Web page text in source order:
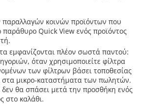
κοινών προϊόντων που
παράθυρο Quick View ενός προϊόντος
εμφανίζονται πλέον σωστά παντού:
όταν χρησιμοποιείτε φίλτρα
των φίλτρων βάσει τοποθεσίας
στα μικρο-καταστήματα των πωλητών.
δεν θα σπάσει μετά την προσθήκη ενός
στο καλάθι.